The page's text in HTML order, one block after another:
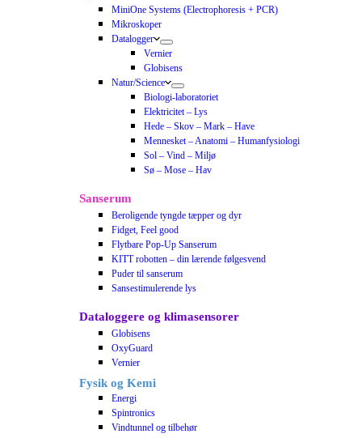
MiniOne Systems (Electrophoresis + PCR)
Mikroskoper
Datalogger
Vernier
Globisens
Natur/Science
Biologi-laboratoriet
Elektricitet – Lys
Hede – Skov – Mark – Have
Mennesket – Anatomi – Humanfysiologi
Sol – Vind – Miljø
Sø – Mose – Hav
Sanserum
Beroligende tyngde tæpper og dyr
Fidget, Feel good
Flytbare Pop-Up Sanserum
KITT robotten – din lærende følgesvend
Puder til sanserum
Sansestimulerende lys
Dataloggere og klimasensorer
Globisens
OxyGuard
Vernier
Fysik og Kemi
Energi
Spintronics
Vindtunnel og tilbehør